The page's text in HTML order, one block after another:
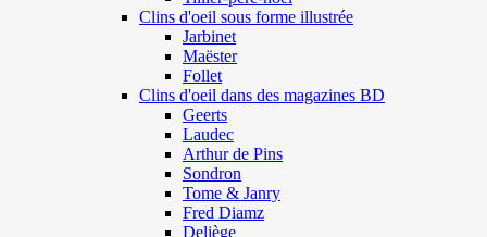
Clins d'oeil sous forme illustrée
Jarbinet
Maëster
Follet
Clins d'oeil dans des magazines BD
Geerts
Laudec
Arthur de Pins
Sondron
Tome & Janry
Fred Diamz
Deliège